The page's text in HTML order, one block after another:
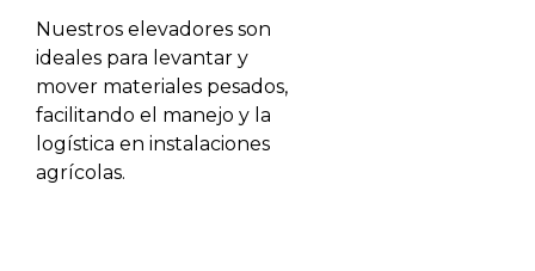
Nuestros elevadores son
ideales para levantar y
mover materiales pesados,
facilitando el manejo y la
logística en instalaciones
agrícolas.